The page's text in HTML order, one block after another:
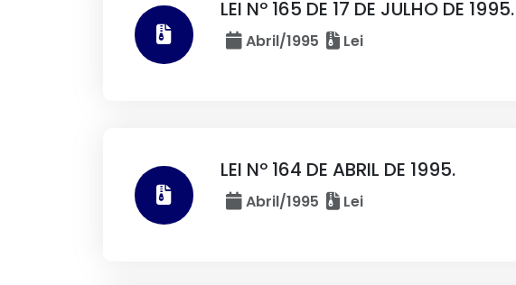
LEI Nº 165 DE 17 DE JULHO DE 1995.
Abril/1995 Lei
LEI Nº 164 DE ABRIL DE 1995.
Abril/1995 Lei